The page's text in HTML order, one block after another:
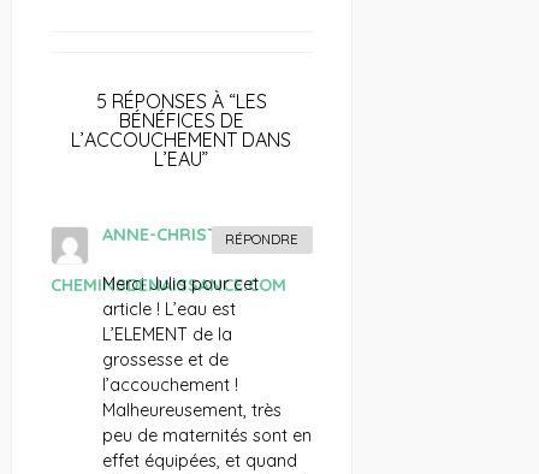
5 RÉPONSES À “LES
BÉNÉFICES DE
L’ACCOUCHEMENT DANS
L’EAU”
ANNE-CHRISTINE DE
CHEMINSDENAISSANCE.COM
Merci Julia pour cet
article ! L’eau est
L’ELEMENT de la
grossesse et de
l’accouchement !
Malheureusement, très
peu de maternités sont en
effet équipées, et quand
RÉPONDRE